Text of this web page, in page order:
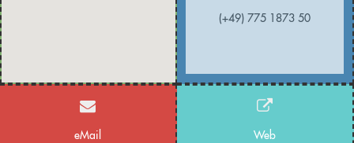
(+49) 775 1873 50
eMail Web